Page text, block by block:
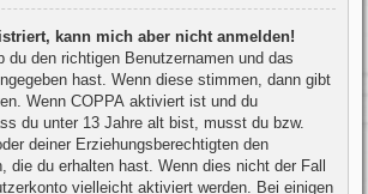
kann mich aber nicht anmelden!
du den richtigen Benutzernamen und das
hast. Wenn diese stimmen, dann gibt
Wenn COPPA aktiviert ist und du
du unter 13 Jahre alt bist, musst du bzw.
deiner Erziehungsberechtigten den
die du erhalten hast. Wenn dies nicht der Fall
vielleicht aktiviert werden. Bei einigen